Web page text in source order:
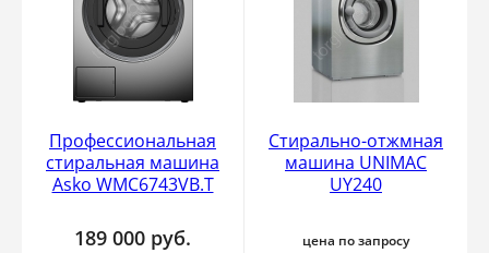
Профессиональная
стиральная машина
Asko WMC6743VB.T
189 000 руб.
Стирально-отжмная
машина UNIMAC
UY240
цена по запросу